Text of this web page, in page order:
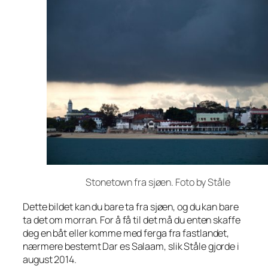
Stonetown fra sjøen. Foto by Ståle
Dette bildet kan du bare ta fra sjøen, og du kan bare
ta det om morran. For å få til det må du enten skaffe
deg en båt eller komme med ferga fra fastlandet,
nærmere bestemt Dar es Salaam, slik Ståle gjorde i
august 2014.